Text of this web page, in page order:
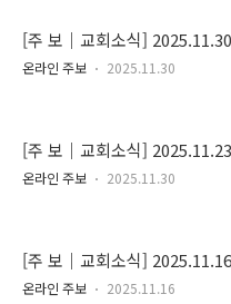
[주 보｜교회소식] 2025.11.30
온라인 주보 2025.11.30
[주 보｜교회소식] 2025.11.23
온라인 주보 2025.11.30
[주 보｜교회소식] 2025.11.16
온라인 주보 2025.11.16